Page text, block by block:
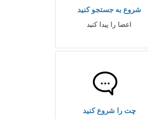
شروع به جستجو کنید
اعضا را پیدا کنید
چت را شروع کنید